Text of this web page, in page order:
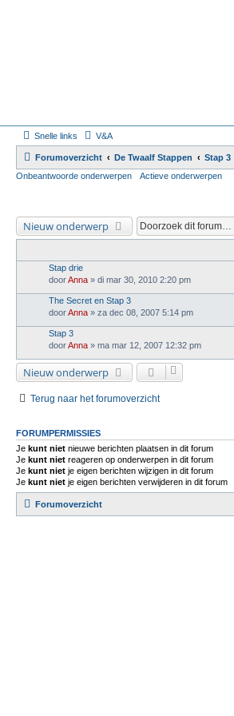
Snelle links V&A
Forumoverzicht De Twaalf Stappen
Stap 3
Onbeantwoorde onderwerpen
Actieve onderwerpen
Nieuw onderwerp
Stap drie
doorAnna » di mar 30, 2010 2:20 pm
The Secret en Stap 3
doorAnna » za dec 08, 2007 5:14 pm
Stap 3
doorAnna » ma mar 12, 2007 12:32 pm
Nieuw onderwerp
Terug naar het forumoverzicht
FORUMPERMISSIES
Je kunt niet nieuwe berichten plaatsen in dit forum
Je kunt niet reageren op onderwerpen in dit forum
Je kunt niet je eigen berichten wijzigen in dit forum
Je kunt niet je eigen berichten verwijderen in dit forum
Forumoverzicht